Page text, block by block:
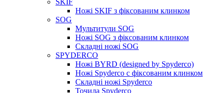
Ножі SKIF з фіксованим клинком
SOG
Мультитули SOG
Ножі SOG з фіксованим клинком
Складні ножі SOG
SPYDERCO
Ножі BYRD (designed by Spyderco)
Ножі Spyderco c фіксованим клинком
Складні ножі Spyderco
Точила Spyderco